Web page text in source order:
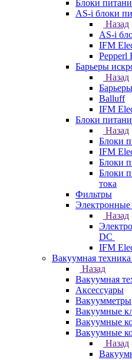
Блоки
AS-i блоки
Назад
AS-i
IFM
Pepperl
Барьеры
Назад
Balluff
IFM
Блоки
Назад
Блоки
IFM
Блоки
Блоки
тока
Фильтры
Назад
DC
IFM
Вакуумная техника
Назад
Вакуумная
Аксессуары
Вакуумметры
Вакуумные
Вакуумные
Вакуумные
Назад